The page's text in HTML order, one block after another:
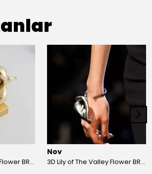
3D Lily of The Valley Flower BRACELET G
Nov
3D Lily of The Valley Flower BRACELET S